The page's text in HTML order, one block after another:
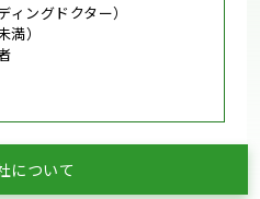
ングドクター）
）
について